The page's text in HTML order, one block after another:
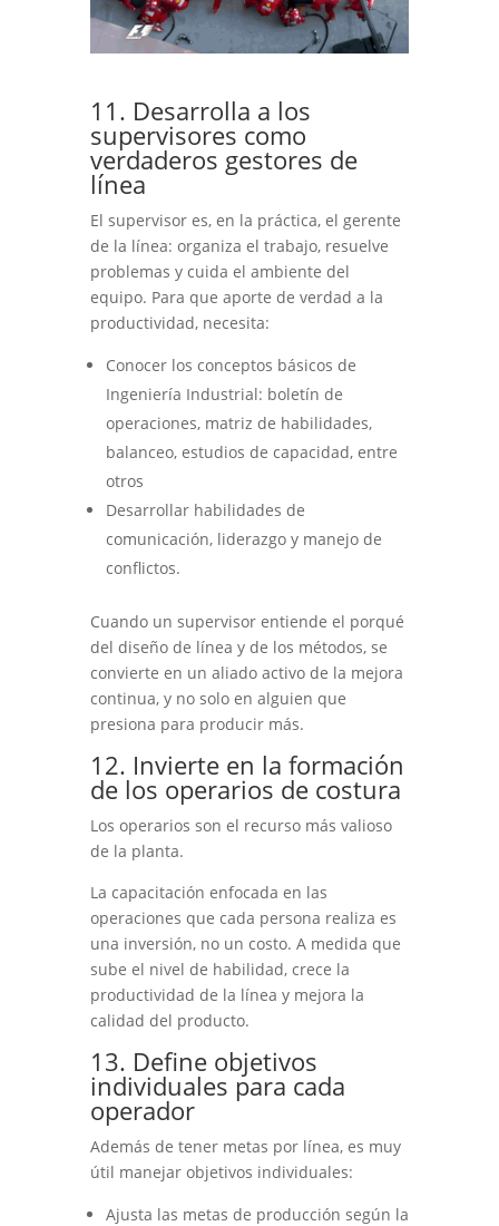
11. Desarrolla a los
supervisores como
verdaderos gestores de
línea
El supervisor es, en la práctica, el gerente
de la línea: organiza el trabajo, resuelve
problemas y cuida el ambiente del
equipo. Para que aporte de verdad a la
productividad, necesita:
Conocer los conceptos básicos de
Ingeniería Industrial: boletín de
operaciones, matriz de habilidades,
balanceo, estudios de capacidad, entre
otros
Desarrollar habilidades de
comunicación, liderazgo y manejo de
conflictos.
Cuando un supervisor entiende el porqué
del diseño de línea y de los métodos, se
convierte en un aliado activo de la mejora
continua, y no solo en alguien que
presiona para producir más.
12. Invierte en la formación
de los operarios de costura
Los operarios son el recurso más valioso
de la planta.
La capacitación enfocada en las
operaciones que cada persona realiza es
una inversión, no un costo. A medida que
sube el nivel de habilidad, crece la
productividad de la línea y mejora la
calidad del producto.
13. Define objetivos
individuales para cada
operador
Además de tener metas por línea, es muy
útil manejar objetivos individuales:
Ajusta las metas de producción según la